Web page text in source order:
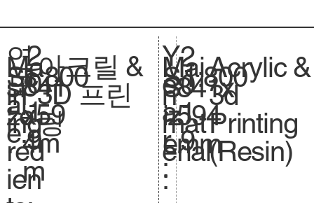
연
도
:
2
0
1
9
Ma
in
ing
red
ien
Sc
al
e.
아크릴 &
3D 프린
팅
1:800
si
ze
.
841
x59
4m
m
Y
e
a
r
:
Mai
n
mat
erial
:
S
.
S
iz
e.
2
0
1
9
1:800
841x
594
mm
Acrylic &
3d
Printing
(Resin)